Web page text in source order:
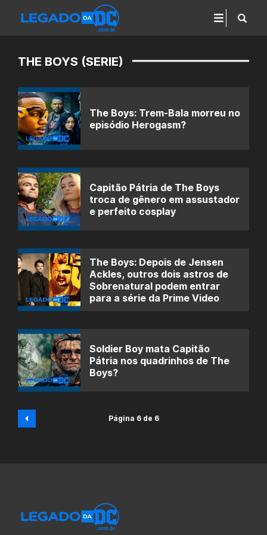
THE BOYS (SERIE)
The Boys: Trem-Bala morreu no
episódio Herogasm?
Capitão Pátria de The Boys
troca de gênero em assustador
e perfeito cosplay
The Boys: Depois de Jensen
Ackles, outros dois astros de
Sobrenatural podem entrar
para a série da Prime Video
Soldier Boy mata Capitão
Pátria nos quadrinhos de The
Boys?
Página 6 de 6